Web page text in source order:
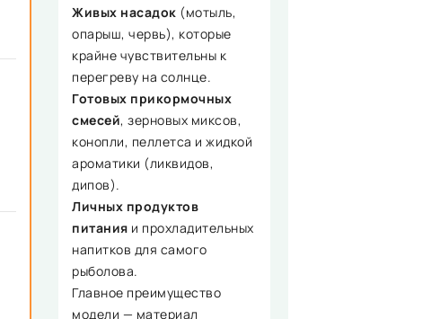
Живых насадок (мотыль,
опарыш, червь), которые
крайне чувствительны к
перегреву на солнце.
Готовых прикормочных
смесей, зерновых миксов,
конопли, пеллетса и жидкой
ароматики (ликвидов,
дипов).
Личных продуктов
питания и прохладительных
напитков для самого
рыболова.
Главное преимущество
модели — материал